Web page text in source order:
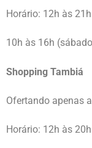
Horário: 12h às
10h às 16h
Shopping Tambiá
Ofertando apenas
Horário: 12h às